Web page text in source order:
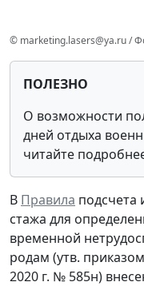
© marketing.lasers@ya.ru /
ПОЛЕЗНО
О возможности
дней отдыха
читайте
В Правила подсчета
стажа для
временной
родам (утв.
2020 г. № 585н)